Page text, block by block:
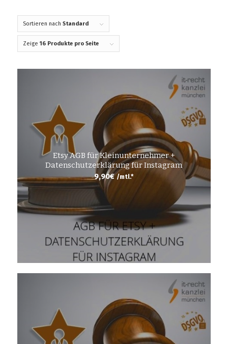
Sortieren nach Standard
Zeige16 Produkte pro Seite
Etsy AGB für Kleinunternehmer +
Datenschutzerklärung für Instagram
9,90€ /mtl.*